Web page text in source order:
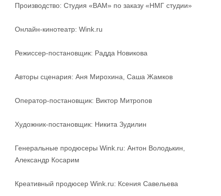
Производство: Студия «ВАМ» по заказу «НМГ студии»
Онлайн-кинотеатр: Wink.ru
Режиссер-постановщик: Радда Новикова
Авторы сценария: Аня Мирохина, Саша Жамков
Оператор-постановщик: Виктор Митропов
Художник-постановщик: Никита Зудилин
Генеральные продюсеры Wink.ru: Антон Володькин,
Александр Косарим
Креативный продюсер Wink.ru: Ксения Савельева